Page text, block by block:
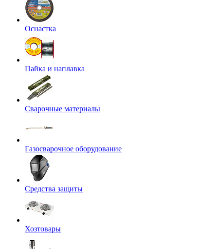
Оснастка
Пайка и наплавка
Сварочные материалы
Газосварочное оборудование
Средства защиты
Хозтовары